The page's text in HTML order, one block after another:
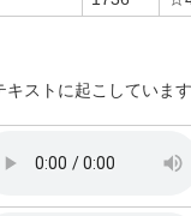
ストに起こしていま